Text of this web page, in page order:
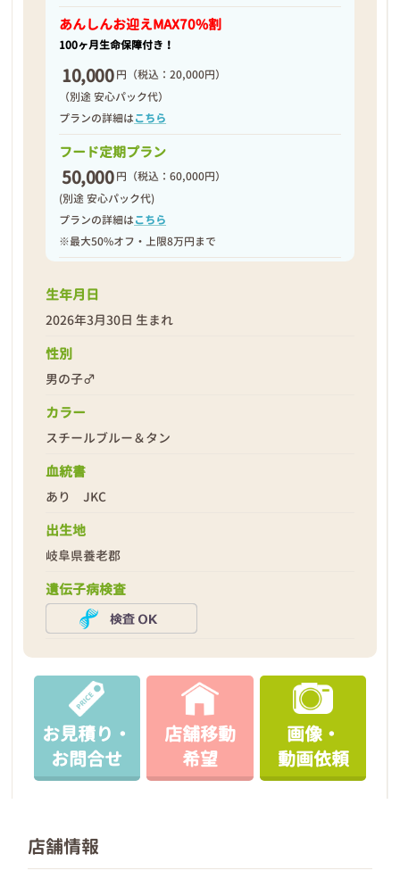
あんしんお迎えMAX70%割
100ヶ月生命保障付き！
10,000 円 （税込：20,000円）
（別途 安心パック代）
プランの詳細はこちら
フード定期プラン
50,000 円 （税込：60,000円）
(別途 安心パック代)
プランの詳細はこちら
※最大50%オフ・上限8万円まで
生年月日
2026年3月30日 生まれ
性別
男の子♂
カラー
スチールブルー＆タン
血統書
あり JKC
出生地
岐阜県養老郡
遺伝子病検査
お見積り・
お問合せ
店舗移動
希望
画像・
動画依頼
店舗情報